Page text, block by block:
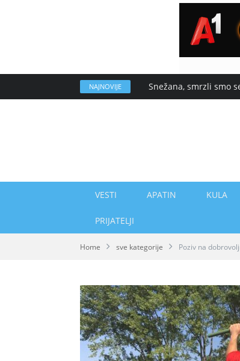
NAJNOVIJE Snežana, smrzli smo
VESTI APATIN KULA
PRIJATELJI
Home sve kategorije Poziv na